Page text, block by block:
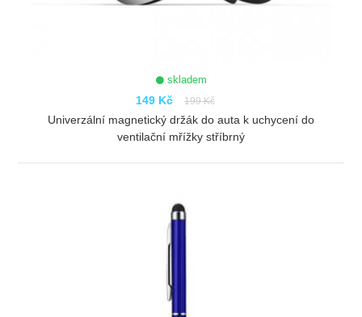
skladem
149 Kč 199 Kč
Univerzální magnetický držák do auta k uchycení do
ventilační mřížky stříbrný